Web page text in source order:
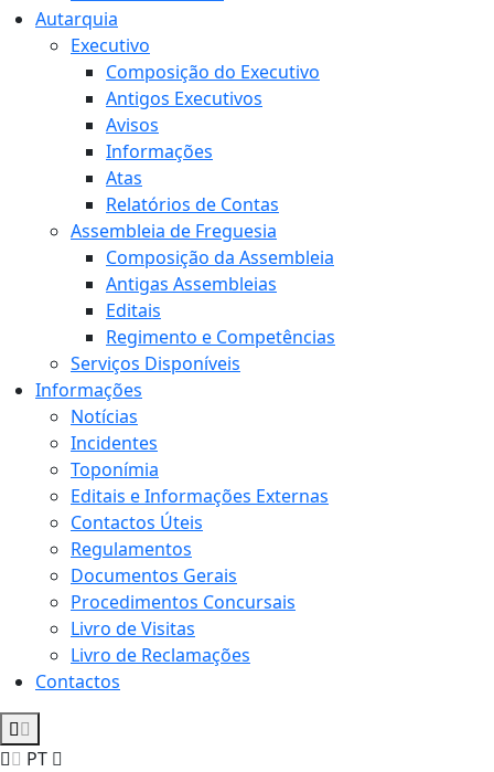
Autarquia
Executivo
Composição do Executivo
Antigos Executivos
Avisos
Informações
Atas
Relatórios de Contas
Assembleia de Freguesia
Composição da Assembleia
Antigas Assembleias
Editais
Regimento e Competências
Serviços Disponíveis
Informações
Notícias
Incidentes
Toponímia
Editais e Informações Externas
Contactos Úteis
Regulamentos
Documentos Gerais
Procedimentos Concursais
Livro de Visitas
Livro de Reclamações
Contactos
PT